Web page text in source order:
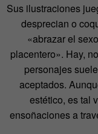
Sus ilustraciones
desprecian o
«abrazar el
placentero». Hay,
personajes
aceptados.
estético, es tal
ensoñaciones a